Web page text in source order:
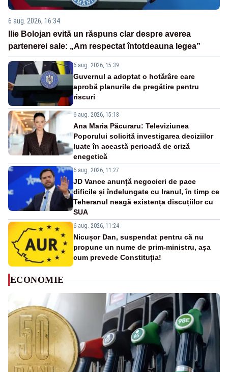
6 aug. 2026, 16:34
Ilie Bolojan evită un răspuns clar despre averea
partenerei sale: „Am respectat întotdeauna legea”
6 aug. 2026, 15:39
Guvernul a adoptat o hotărâre care
aprobă planurile de pregătire pentru
riscuri
6 aug. 2026, 15:18
Ana Maria Păcuraru: Televiziunea
Poporului solicită investigarea deciziilor
luate în această perioadă de criză
enegetică
6 aug. 2026, 11:27
JD Vance anunță negocieri de pace
dificile și îndelungate cu Iranul, în timp ce
Teheranul neagă existența discuțiilor cu
SUA
6 aug. 2026, 11:24
Nicușor Dan, suspendat pentru că nu
propune un nume de prim-ministru, așa
cum prevede Constituția!
ECONOMIE